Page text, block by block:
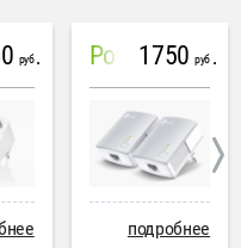
PowerLine Tenda PH6
руб PowerLine TP-Link AV600
1750 руб
подробнее